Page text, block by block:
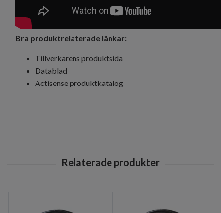
Bra produktrelaterade länkar:
Tillverkarens produktsida
Datablad
Actisense produktkatalog